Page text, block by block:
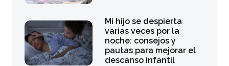
Mi hijo se despierta
varias veces por la
noche: consejos y
pautas para mejorar el
descanso infantil